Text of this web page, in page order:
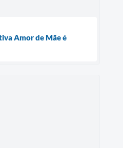
Amor de Mãe é